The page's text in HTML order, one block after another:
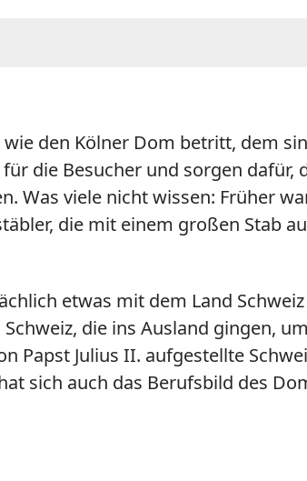
den Kölner Dom betritt, dem
die Besucher und sorgen
Was viele nicht wissen: Früher
die mit einem großen Stab
etwas mit dem Land
die ins Ausland gingen,
Papst Julius II. aufgestellte
sich auch das Berufsbild des